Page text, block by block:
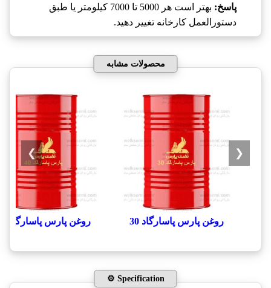
پاسخ:
بهتر است هر 5000 تا 7000 کیلومتر یا طبق
دستورالعمل کارخانه تغییر دهید.
محصولات مشابه
روغن پارس پاسارگاد 30 روغن پارس پاسارگاد 40
❮
❯
⚙️ Specification